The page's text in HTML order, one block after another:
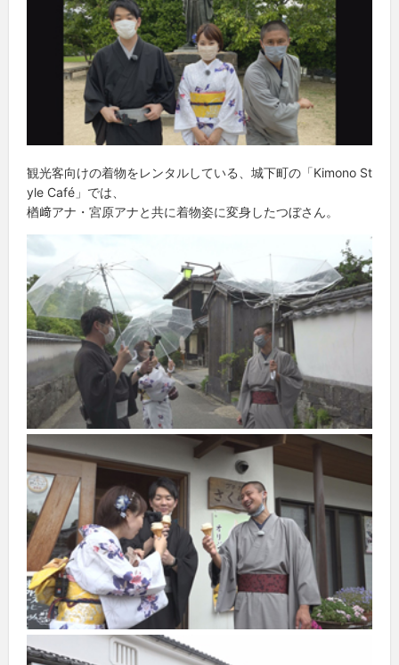
観光客向けの着物をレンタルしている、城下町の「Kimono St
yle Café」では、
楢﨑アナ・宮原アナと共に着物姿に変身したつぼさん。